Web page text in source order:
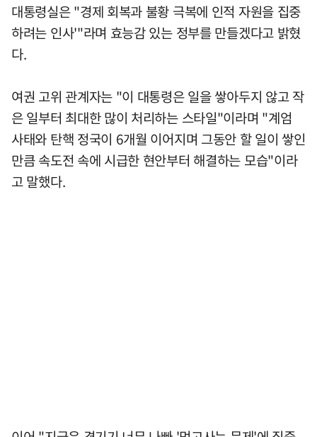
대통령실은 "경제 회복과 불황 극복에 인적 자원을 집중
하려는 인사'"라며 효능감 있는 정부를 만들겠다고 밝혔
다.
여권 고위 관계자는 "이 대통령은 일을 쌓아두지 않고 작
은 일부터 최대한 많이 처리하는 스타일"이라며 "계엄
사태와 탄핵 정국이 6개월 이어지며 그동안 할 일이 쌓인
만큼 속도전 속에 시급한 현안부터 해결하는 모습"이라
고 말했다.